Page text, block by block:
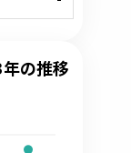
の推移